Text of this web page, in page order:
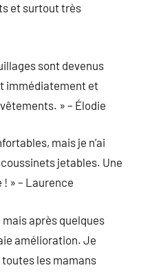
et surtout très
sont devenus
immédiatement et
» – Élodie
mais je n’ai
jetables. Une
» – Laurence
mais après quelques
amélioration. Je
les mamans